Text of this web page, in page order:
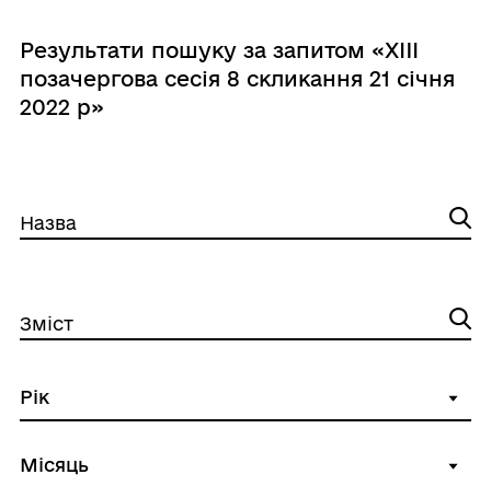
Результати пошуку за запитом «XIII
позачергова сесія 8 скликання 21 січня
2022 р»
Назва
Зміст